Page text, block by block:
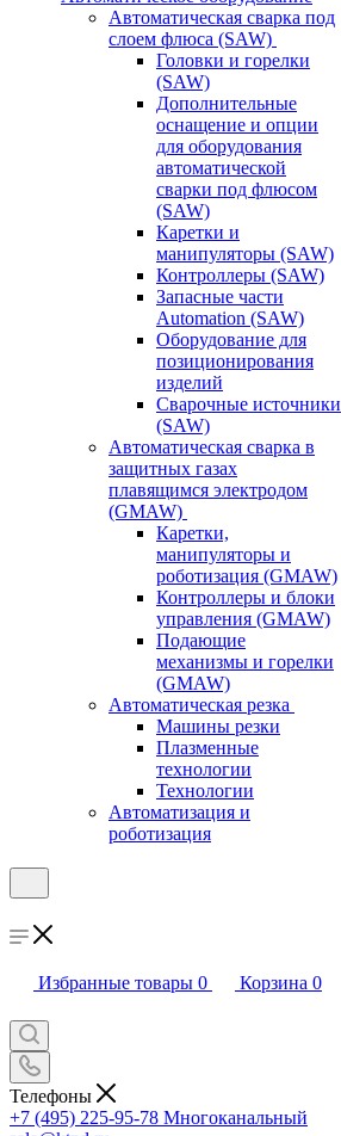
Автоматическая сварка под
слоем флюса (SAW)
Головки и горелки
(SAW)
Дополнительные
оснащение и опции
для оборудования
автоматической
сварки под флюсом
(SAW)
Каретки и
манипуляторы (SAW)
Контроллеры (SAW)
Запасные части
Automation (SAW)
Оборудование для
позиционирования
изделий
Сварочные источники
(SAW)
Автоматическая сварка в
защитных газах
плавящимся электродом
(GMAW)
Каретки,
манипуляторы и
роботизация (GMAW)
Контроллеры и блоки
управления (GMAW)
Подающие
механизмы и горелки
(GMAW)
Автоматическая резка
Машины резки
Плазменные
технологии
Технологии
Автоматизация и
роботизация
Избранные товары 0 Корзина 0
Телефоны
+7 (495) 225-95-78 Многоканальный